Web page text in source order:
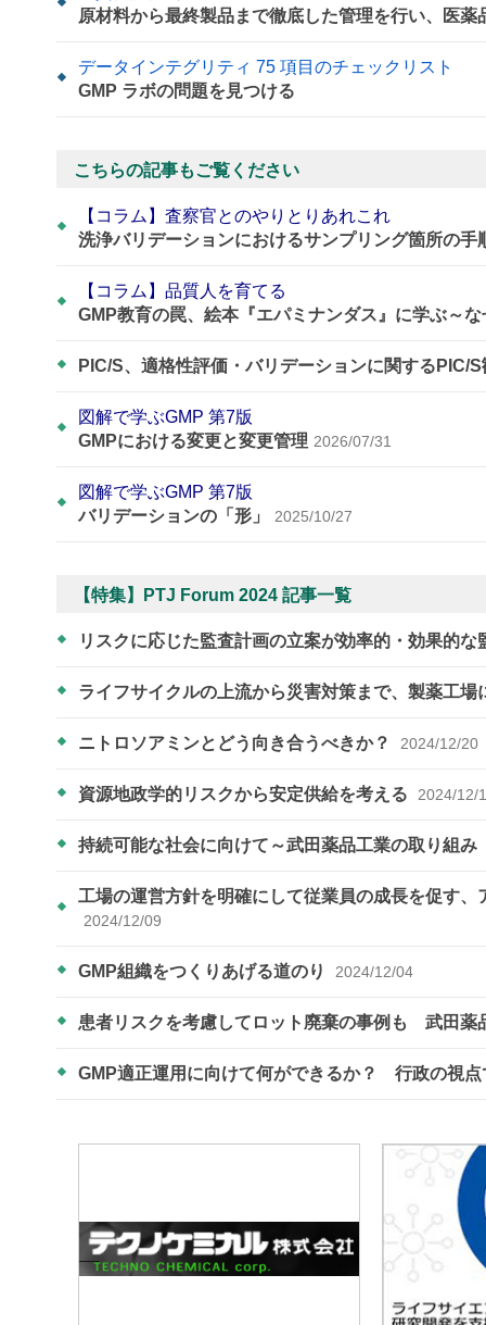
原材料から最終製品まで徹底した管理を行い、医薬
データインテグリティ 75 項目のチェックリスト
GMP ラボの問題を見つける
こちらの記事もご覧ください
【コラム】査察官とのやりとりあれこれ
洗浄バリデーションにおけるサンプリング箇所の手
【コラム】品質人を育てる
GMP教育の罠、絵本『エパミナンダス』に学ぶ～
PIC/S、適格性評価・バリデーションに関するPIC/
図解で学ぶGMP 第7版
GMPにおける変更と変更管理 2026/07/31
図解で学ぶGMP 第7版
バリデーションの「形」
2025/10/27
【特集】PTJ Forum 2024 記事一覧
リスクに応じた監査計画の立案が効率的・効果的
ライフサイクルの上流から災害対策まで、製薬工
ニトロソアミンとどう向き合うべきか？ 2024/12/20
資源地政学的リスクから安定供給を考える 2024/12/
持続可能な社会に向けて～武田薬品工業の取り組み
工場の運営方針を明確にして従業員の成長を促す
2024/12/09
GMP組織をつくりあげる道のり 2024/12/04
患者リスクを考慮してロット廃棄の事例も 武田薬
GMP適正運用に向けて何ができるか？ 行政の視